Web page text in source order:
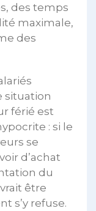
des temps
maximale,
des
situation
férié est
: si le
se
d’achat
du
être
s’y refuse.